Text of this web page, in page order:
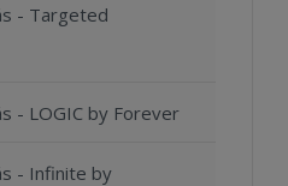
- Targeted
- LOGIC by Forever
- Infinite by